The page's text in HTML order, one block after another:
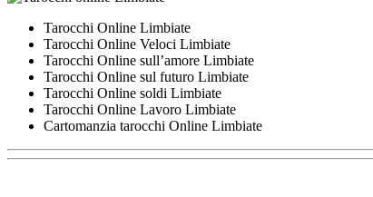
Tarocchi Online Limbiate
Tarocchi Online Veloci Limbiate
Tarocchi Online sull’amore Limbiate
Tarocchi Online sul futuro Limbiate
Tarocchi Online soldi Limbiate
Tarocchi Online Lavoro Limbiate
Cartomanzia tarocchi Online Limbiate